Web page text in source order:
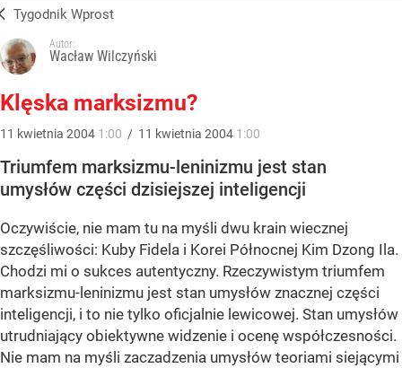
Tygodnik Wprost
Autor:
Wacław Wilczyński
Klęska marksizmu?
11 kwietnia 2004 1:00 / 11 kwietnia 2004 1:00
Triumfem marksizmu-leninizmu jest stan
umysłów części dzisiejszej inteligencji
Oczywiście, nie mam tu na myśli dwu krain wiecznej
szczęśliwości: Kuby Fidela i Korei Północnej Kim Dzong Ila.
Chodzi mi o sukces autentyczny. Rzeczywistym triumfem
marksizmu-leninizmu jest stan umysłów znacznej części
inteligencji, i to nie tylko oficjalnie lewicowej. Stan umysłów
utrudniający obiektywne widzenie i ocenę współczesności.
Nie mam na myśli zaczadzenia umysłów teoriami siejącymi